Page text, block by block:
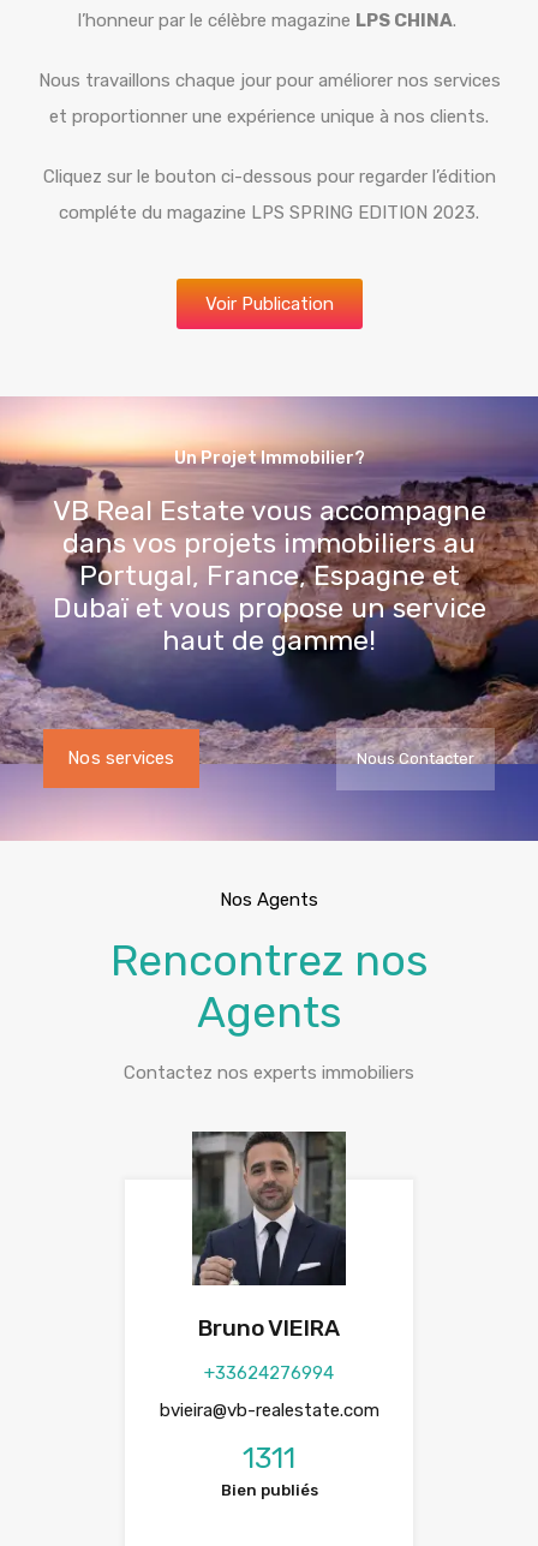
l’honneur par le célèbre magazine LPS CHINA.
Nous travaillons chaque jour pour améliorer nos services
et proportionner une expérience unique à nos clients.
Cliquez sur le bouton ci-dessous pour regarder l’édition
compléte du magazine LPS SPRING EDITION 2023.
Voir Publication
Un Projet Immobilier?
VB Real Estate vous accompagne
dans vos projets immobiliers au
Portugal, France, Espagne et
Dubaï et vous propose un service
haut de gamme!
Nos services Nous Contacter
Nos Agents
Rencontrez nos
Agents
Contactez nos experts immobiliers
Bruno VIEIRA
+33624276994
bvieira@vb-realestate.com
1311
Bien publiés